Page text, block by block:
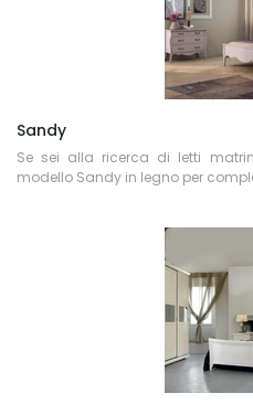
Sandy
Se sei alla ricerca di letti
modello Sandy in legno per